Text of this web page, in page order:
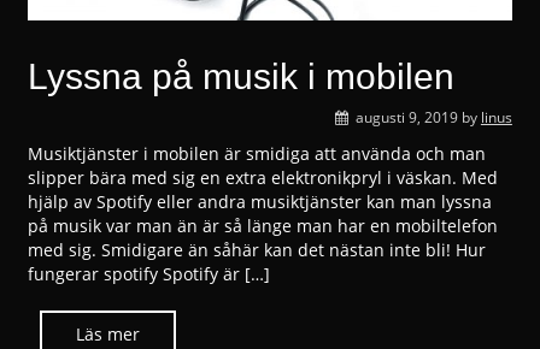
Lyssna på musik i mobilen
augusti 9, 2019by linus
Musiktjänster i mobilen är smidiga att använda och man
slipper bära med sig en extra elektronikpryl i väskan. Med
hjälp av Spotify eller andra musiktjänster kan man lyssna
på musik var man än är så länge man har en mobiltelefon
med sig. Smidigare än såhär kan det nästan inte bli! Hur
fungerar spotify Spotify är […]